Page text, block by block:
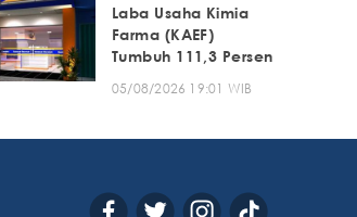
Laba Usaha Kimia
Farma (KAEF)
Tumbuh 111,3 Persen
05/08/2026 19:01 WIB